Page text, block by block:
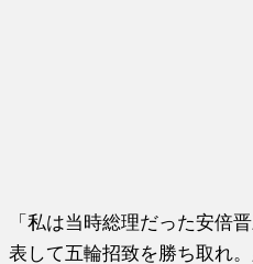
「私は当時総理だった安倍
表して五輪招致を勝ち取れ